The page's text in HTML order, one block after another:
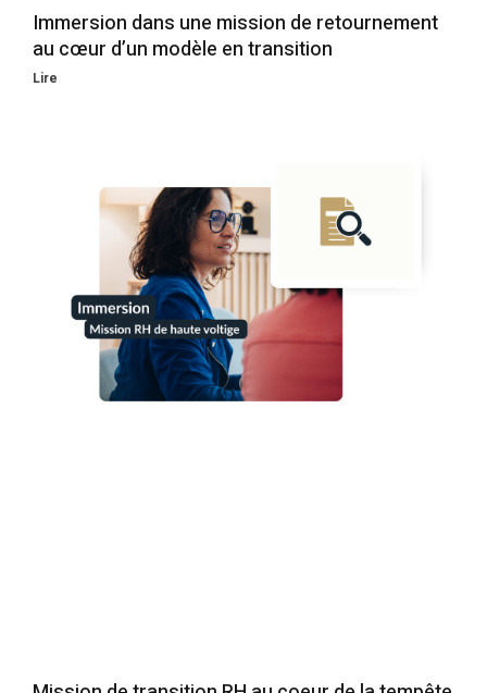
Immersion dans une mission de retournement
au cœur d’un modèle en transition
Lire